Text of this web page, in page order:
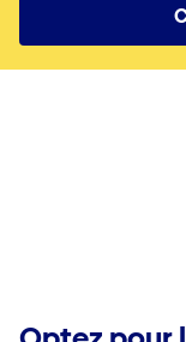
Assurance-
Contact & Service